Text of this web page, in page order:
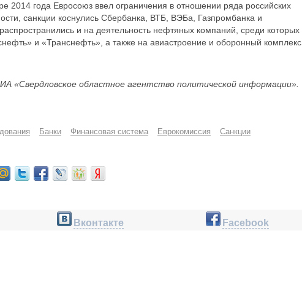
2014 года Евросоюз ввел ограничения в отношении ряда российских
санкции коснулись Сбербанка, ВТБ, ВЭБа, Газпромбанка и
и на деятельность нефтяных компаний, среди которых
и «Транснефть», а также на авиастроение и оборонный комплекс.
«Свердловское областное агентство политической информации».
Банки Финансовая система Еврокомиссия Санкции
Вконтакте Facebook